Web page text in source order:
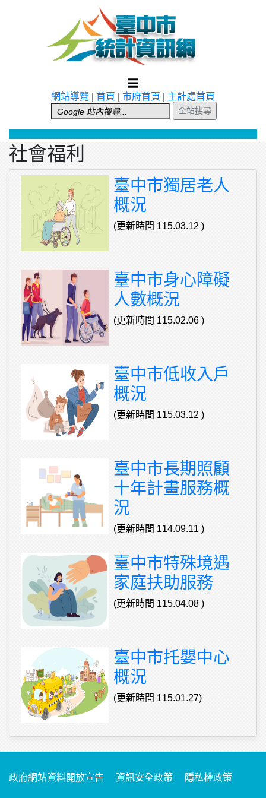
網站導覽 首頁 市府首頁 主計處首頁
全站搜尋
社會福利
臺中市獨居老人
概況
(更新時間 115.03.12 )
臺中市身心障礙
人數概況
(更新時間 115.02.06 )
臺中市低收入戶
概況
(更新時間 115.03.12 )
臺中市長期照顧
十年計畫服務概
況
(更新時間 114.09.11 )
臺中市特殊境遇
家庭扶助服務
(更新時間 115.04.08 )
臺中市托嬰中心
概況
(更新時間 115.01.27)
政府網站資料開放宣告 資訊安全政策 隱私權政策